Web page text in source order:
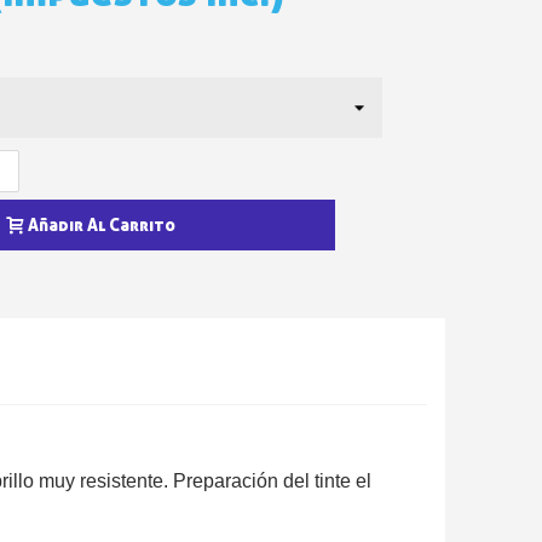
y recibe vales
con cada pedido.
Añadir Al Carrito
muy resistente. Preparación del tinte el